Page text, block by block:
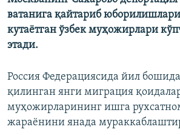
ватанига қайтариб
кутаётган ўзбек муҳожирлари
этади.
Россия Федерациясида йил
қилинган янги миграция
муҳожирларининг ишга
жараёнини янада